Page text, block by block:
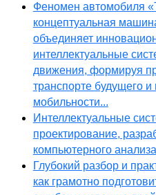
Феномен автомобиля
концептуальная
объединяет
интеллектуальные
движения, формируя
транспорте будущего
мобильности...
Интеллектуальные
проектирование,
компьютерного
Глубокий разбор и
как грамотно